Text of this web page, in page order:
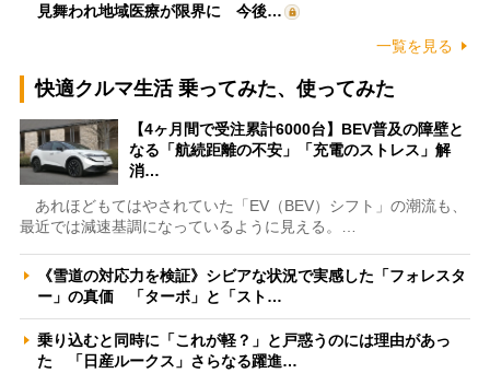
見舞われ地域医療が限界に 今後…
一覧を見る
快適クルマ生活 乗ってみた、使ってみた
【4ヶ月間で受注累計6000台】BEV普及の障壁と
なる「航続距離の不安」「充電のストレス」解
消…
あれほどもてはやされていた「EV（BEV）シフト」の潮流も、
最近では減速基調になっているように見える。…
《雪道の対応力を検証》シビアな状況で実感した「フォレスタ
ー」の真価 「ターボ」と「スト…
乗り込むと同時に「これが軽？」と戸惑うのには理由があっ
た 「日産ルークス」さらなる躍進…